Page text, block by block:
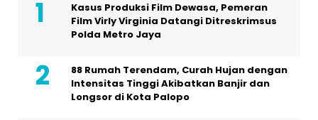
Kasus Produksi Film Dewasa, Pemeran
Film Virly Virginia Datangi Ditreskrimsus
Polda Metro Jaya
88 Rumah Terendam, Curah Hujan dengan
Intensitas Tinggi Akibatkan Banjir dan
Longsor di Kota Palopo